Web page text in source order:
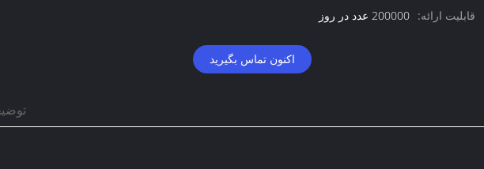
قابلیت ارائه: 200000 عدد در روز
اکنون تماس بگیرید